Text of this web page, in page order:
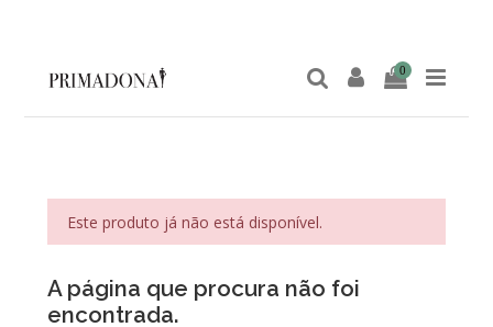
0
Este produto já não está disponível.
A página que procura não foi
encontrada.